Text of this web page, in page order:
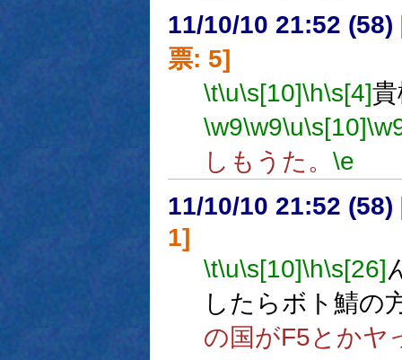
11/10/10 21:52 (58)
票: 5]
\t\u\s[10]\h\s[4]
\w9\w9\u\s[10]
しもうた。 \e
11/10/10 21:52 (58)
1]
\t\u\s[10]\h\s[26]
したらボト鯖の
の国がF5とかヤ